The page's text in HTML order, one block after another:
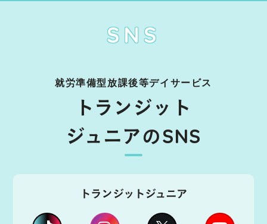
SNS
就労準備型放課後等デイサービス
トランジット
ジュニアのSNS
トランジットジュニア